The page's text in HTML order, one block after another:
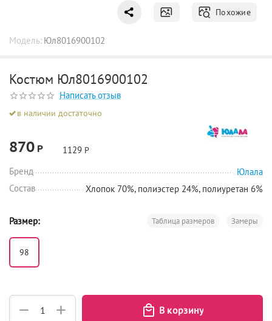
Похожие
Модель: Юл8016900102
Костюм Юл8016900102
Написать отзыв
в наличии достаточно
870 Р 1129 Р
Бренд
Юлала
Состав
Хлопок 70%, полиэстер 24%, полиуретан 6%
Размер: Замеры
Таблица размеров
98
+
−